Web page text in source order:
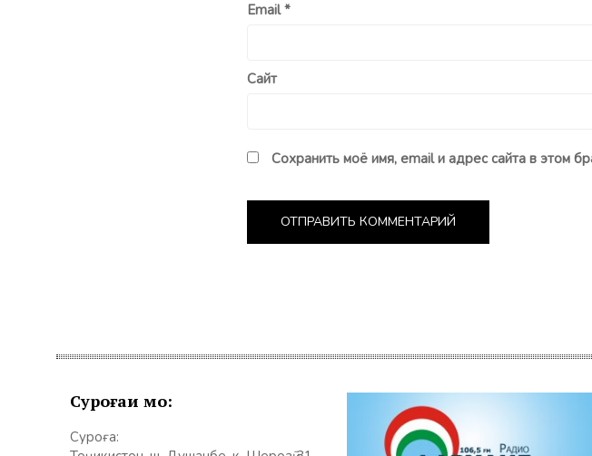
Email*
Сайт
Сохранить моё имя, email и адрес сайта в этом
Суроғаи мо:
Суроға: